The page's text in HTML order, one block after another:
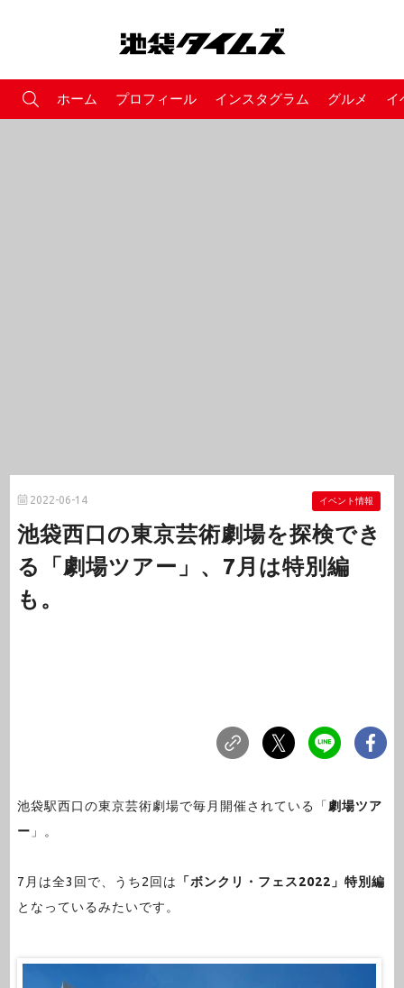
ホーム プロフィール インスタグラム グルメ イ
2022-06-14 イベント情報
池袋西口の東京芸術劇場を探検でき
る「劇場ツアー」、7月は特別編
も。
池袋駅西口の東京芸術劇場で毎月開催されている「劇場ツア
ー 」。
7月は全3回で、うち2回は
「ボンクリ・フェス2022」特別編
となっているみたいです。